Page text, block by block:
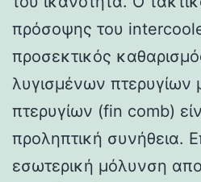
πρόσοψης του
προσεκτικός
λυγισμένων πτερυγίων
πτερυγίων (fin comb)
προληπτική συνήθεια.
εσωτερική μόλυνση